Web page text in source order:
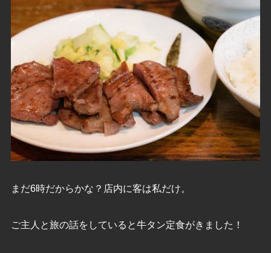
まだ6時だからかな？店内に客は私だけ。
ご主人と旅の話をしていると牛タン定食がきました！